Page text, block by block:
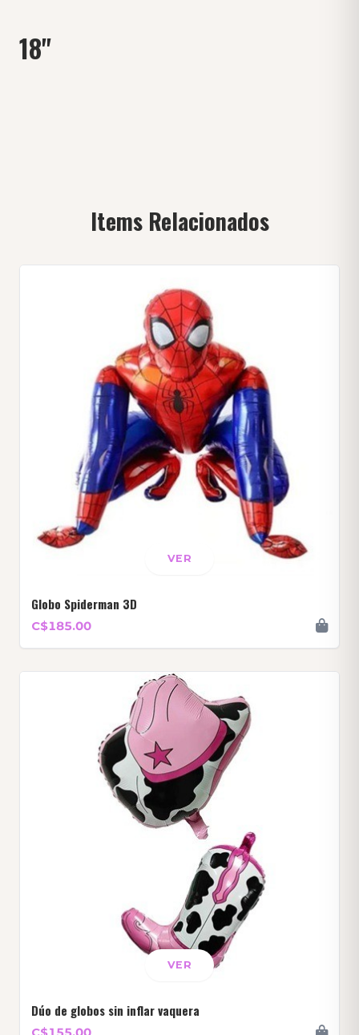
18"
Items Relacionados
VER
Globo Spiderman 3D
C$185.00
VER
Dúo de globos sin inflar vaquera